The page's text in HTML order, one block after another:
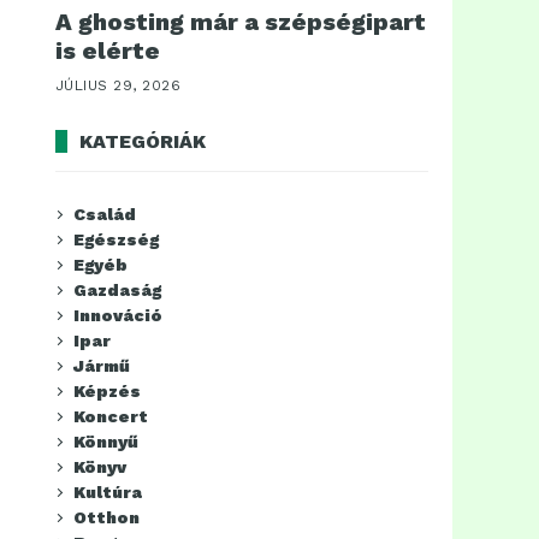
A ghosting már a szépségipart
is elérte
JÚLIUS 29, 2026
KATEGÓRIÁK
Család
Egészség
Egyéb
Gazdaság
Innováció
Ipar
Jármű
Képzés
Koncert
Könnyű
Könyv
Kultúra
Otthon